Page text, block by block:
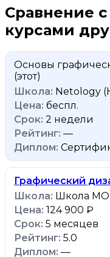
Сравнение
курсами
Основы
(этот)
Netology
беспл.
2 недели
—
Графический
Школа
124 900 ₽
5 месяцев
5.0
—